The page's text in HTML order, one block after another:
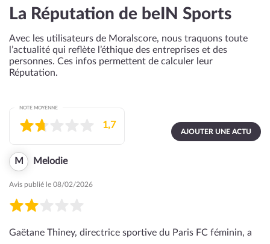
La Réputation de beIN Sports
Avec les utilisateurs de Moralscore, nous traquons toute
l’actualité qui reflète l’éthique des entreprises et des
personnes. Ces infos permettent de calculer leur
Réputation.
AJOUTER UNE ACTU
NOTE MOYENNE
1,7
M Melodie
Avis publié le 08/02/2026
Gaëtane Thiney, directrice sportive du Paris FC féminin, a